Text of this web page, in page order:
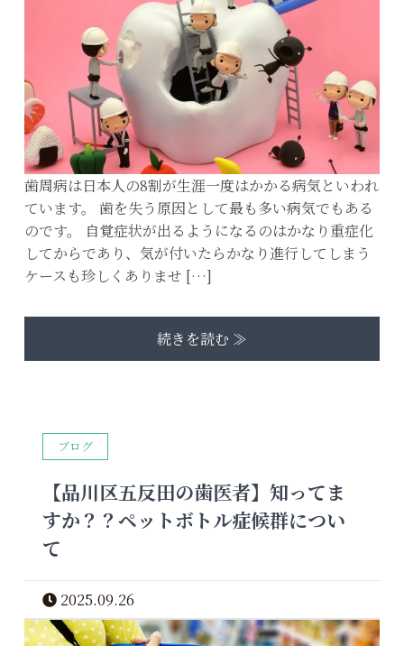
歯周病は日本人の8割が生涯一度はかかる病気といわれ
ています。 歯を失う原因として最も多い病気でもある
のです。 自覚症状が出るようになるのはかなり重症化
してからであり、気が付いたらかなり進行してしまう
ケースも珍しくありませ […]
続きを読む ≫
ブログ
【品川区五反田の歯医者】知ってま
すか？？ペットボトル症候群につい
て
2025.09.26